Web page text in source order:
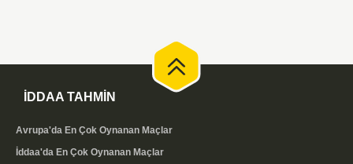
İDDAA TAHMİN
Avrupa'da En Çok Oynanan Maçlar
İddaa'da En Çok Oynanan Maçlar